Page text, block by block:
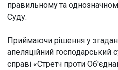
правильному та
Суду.
Приймаючи рішення у
апеляційний господарський
справі «Стретч проти